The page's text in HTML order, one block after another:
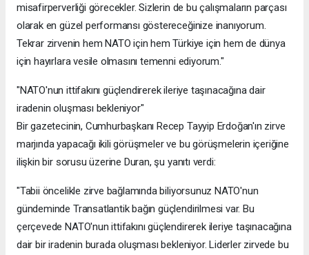
misafirperverliği görecekler. Sizlerin de bu çalışmaların parçası
olarak en güzel performansı göstereceğinize inanıyorum.
Tekrar zirvenin hem NATO için hem Türkiye için hem de dünya
için hayırlara vesile olmasını temenni ediyorum."
"NATO'nun ittifakını güçlendirerek ileriye taşınacağına dair
iradenin oluşması bekleniyor"
Bir gazetecinin, Cumhurbaşkanı Recep Tayyip Erdoğan'ın zirve
marjında yapacağı ikili görüşmeler ve bu görüşmelerin içeriğine
ilişkin bir sorusu üzerine Duran, şu yanıtı verdi:
"Tabii öncelikle zirve bağlamında biliyorsunuz NATO'nun
gündeminde Transatlantik bağın güçlendirilmesi var. Bu
çerçevede NATO'nun ittifakını güçlendirerek ileriye taşınacağına
dair bir iradenin burada oluşması bekleniyor. Liderler zirvede bu